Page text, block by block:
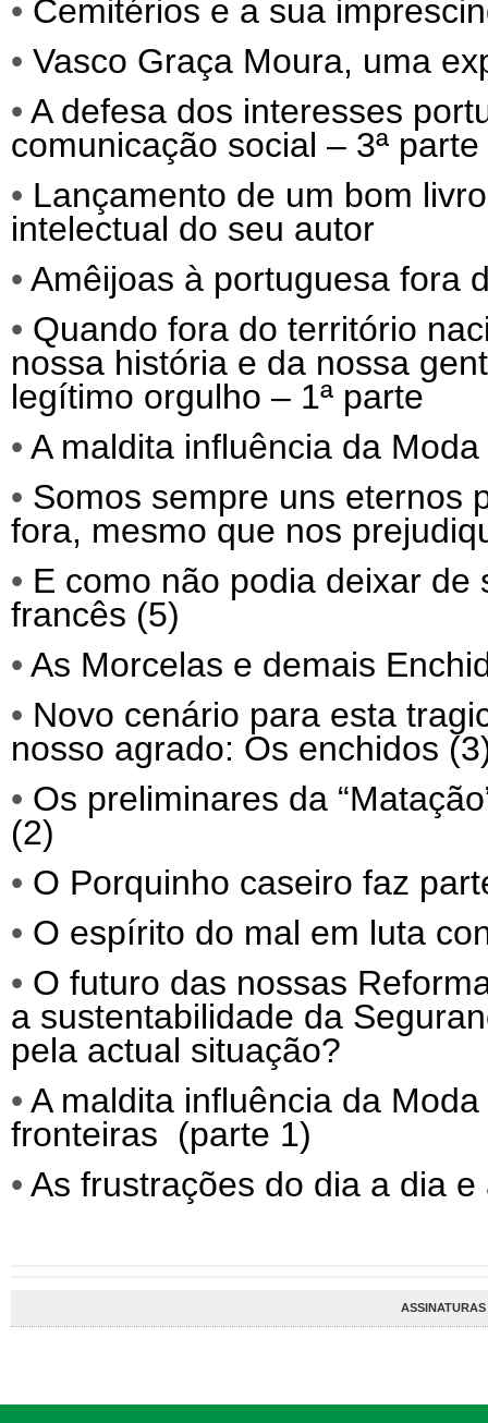
• Cemitérios e a sua
• Vasco Graça Moura, uma
• A defesa dos interesses
comunicação social – 3ª parte
• Lançamento de um bom
intelectual do seu autor
• Amêijoas à portuguesa fora
• Quando fora do território
nossa história e da nossa
legítimo orgulho – 1ª parte
• A maldita influência da
• Somos sempre uns eternos
fora, mesmo que nos
• E como não podia deixar
francês (5)
• As Morcelas e demais
• Novo cenário para esta
nosso agrado: Os enchidos
• Os preliminares da
(2)
• O Porquinho caseiro faz
• O espírito do mal em luta
• O futuro das nossas
a sustentabilidade da
pela actual situação?
• A maldita influência da
fronteiras (parte 1)
• As frustrações do dia a dia
ASSINATURAS